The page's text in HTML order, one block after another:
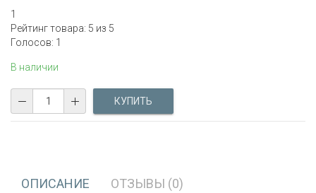
1
Рейтинг товара: 5 из 5
Голосов: 1
В наличии
ОПИСАНИЕ ОТЗЫВЫ (0)